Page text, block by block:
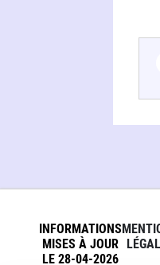
INFORMATIONS
MISES À JOUR
LE 28-04-2026